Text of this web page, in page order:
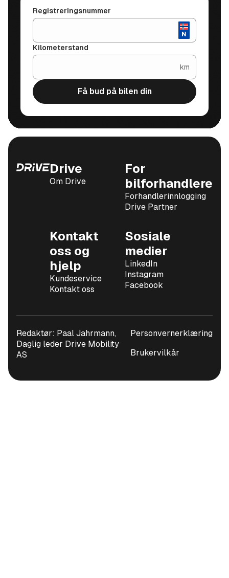
Registreringsnummer
Kilometerstand
km
Få bud på bilen din
Drive
Om Drive
For
bilforhandlere
Forhandlerinnlogging
Drive Partner
Kontakt
oss og
hjelp
Kundeservice
Kontakt oss
Sosiale
medier
LinkedIn
Instagram
Facebook
Redaktør: Paal Jahrmann,
Daglig leder Drive Mobility
AS
Personvernerklæring
Brukervilkår